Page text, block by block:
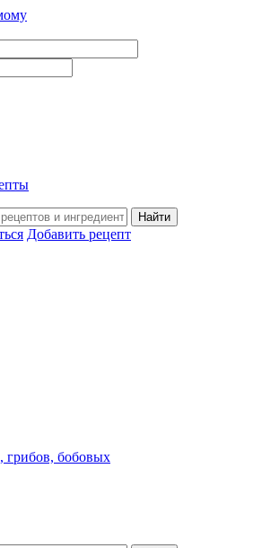
Добавить рецепт
грибов, бобовых